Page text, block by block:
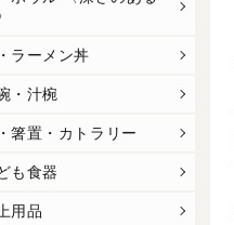
ラーメン丼
・汁椀
箸置・カトラリー
も食器
用品